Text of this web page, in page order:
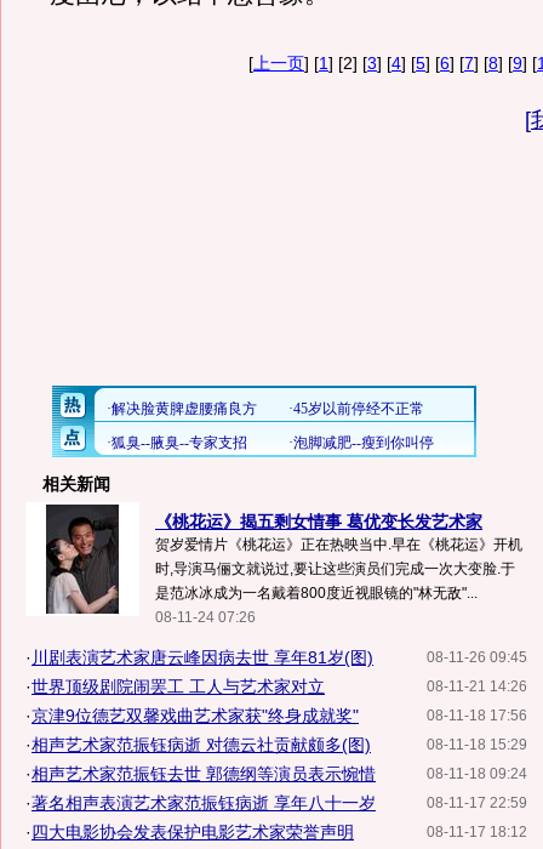
[ 上一页] [1] [2] [3] [4] [5] [6] [7] [8] [9] [
[
相关新闻
《桃花运》揭五剩女情事 葛优变长发艺术家
贺岁爱情片《桃花运》正在热映当中.早在《桃花运》开机
时,导演马俪文就说过,要让这些演员们完成一次大变脸.于
是范冰冰成为一名戴着800度近视眼镜的"林无敌"...
08-11-24 07:26
08-11-26 09:45
· 川剧表演艺术家唐云峰因病去世 享年81岁(图)
08-11-21 14:26
·世界顶级剧院闹罢工 工人与艺术家对立
08-11-18 17:56
·京津9位德艺双馨戏曲艺术家获"终身成就奖"
08-11-18 15:29
·相声艺术家范振钰病逝 对德云社贡献颇多(图)
08-11-18 09:24
·相声艺术家范振钰去世 郭德纲等演员表示惋惜
08-11-17 22:59
·著名相声表演艺术家范振钰病逝 享年八十一岁
08-11-17 18:12
·四大电影协会发表保护电影艺术家荣誉声明